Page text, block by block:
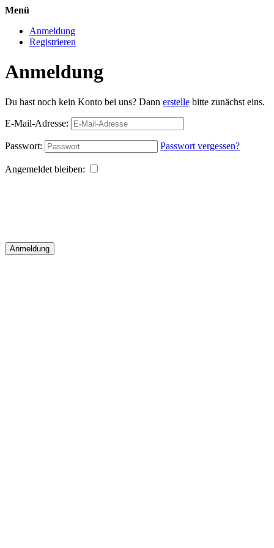
Menü
Anmeldung
Registrieren
Anmeldung
Du hast noch kein Konto bei uns? Dann erstelle bitte zunächst eins.
E-Mail-Adresse:
Passwort: Passwort vergessen?
Angemeldet bleiben:
Anmeldung